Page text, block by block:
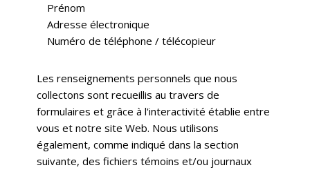
Prénom
Adresse électronique
Numéro de téléphone / télécopieur
Les renseignements personnels que nous
collectons sont recueillis au travers de
formulaires et grâce à l'interactivité établie entre
vous et notre site Web. Nous utilisons
également, comme indiqué dans la section
suivante, des fichiers témoins et/ou journaux